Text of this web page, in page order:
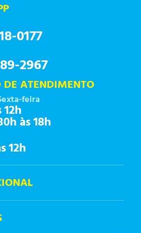
0177
2967
ATENDIMENTO
feira
às 18h
12h